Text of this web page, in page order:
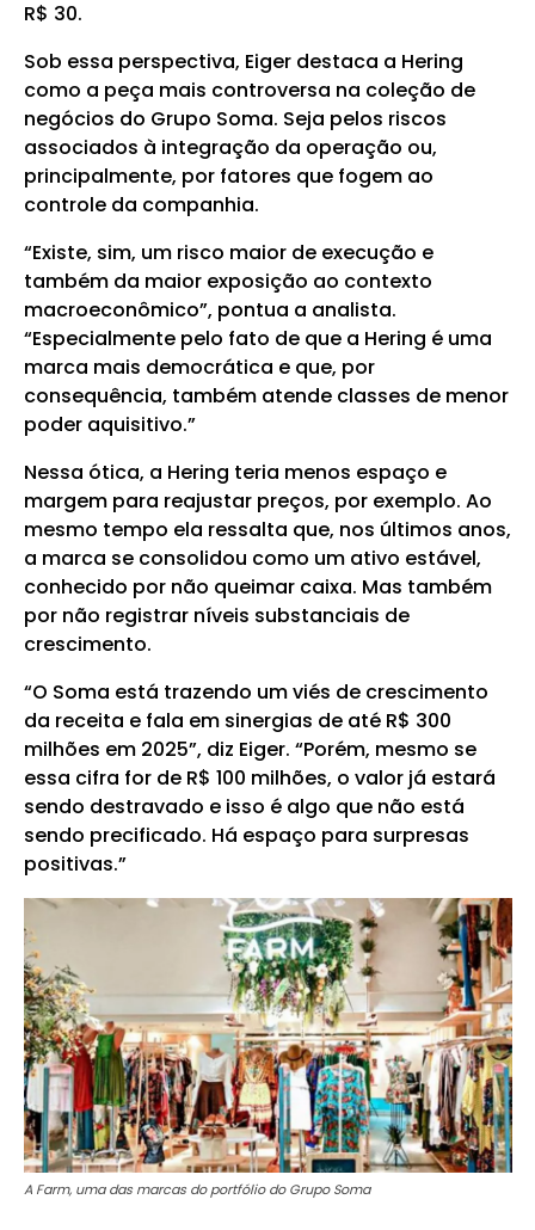
R$ 30.
Sob essa perspectiva, Eiger destaca a Hering
como a peça mais controversa na coleção de
negócios do Grupo Soma. Seja pelos riscos
associados à integração da operação ou,
principalmente, por fatores que fogem ao
controle da companhia.
“Existe, sim, um risco maior de execução e
também da maior exposição ao contexto
macroeconômico”, pontua a analista.
“Especialmente pelo fato de que a Hering é uma
marca mais democrática e que, por
consequência, também atende classes de menor
poder aquisitivo.”
Nessa ótica, a Hering teria menos espaço e
margem para reajustar preços, por exemplo. Ao
mesmo tempo ela ressalta que, nos últimos anos,
a marca se consolidou como um ativo estável,
conhecido por não queimar caixa. Mas também
por não registrar níveis substanciais de
crescimento.
“O Soma está trazendo um viés de crescimento
da receita e fala em sinergias de até R$ 300
milhões em 2025”, diz Eiger. “Porém, mesmo se
essa cifra for de R$ 100 milhões, o valor já estará
sendo destravado e isso é algo que não está
sendo precificado. Há espaço para surpresas
positivas.”
A Farm, uma das marcas do portfólio do Grupo Soma